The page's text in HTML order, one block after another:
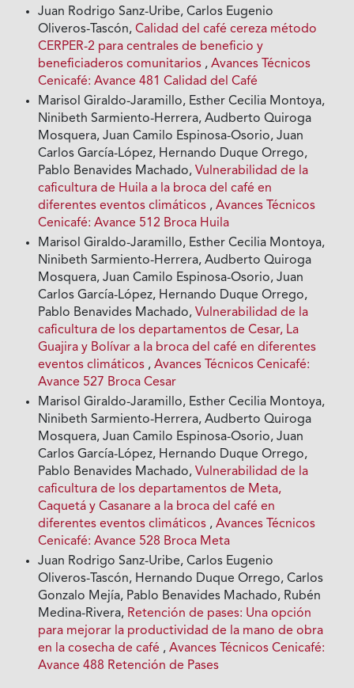
Juan Rodrigo Sanz-Uribe, Carlos Eugenio
Oliveros-Tascón,Calidad del café cereza método
CERPER-2 para centrales de beneficio y
beneficiaderos comunitarios ,Avances Técnicos
Cenicafé: Avance 481 Calidad del Café
Marisol Giraldo-Jaramillo, Esther Cecilia Montoya,
Ninibeth Sarmiento-Herrera, Audberto Quiroga
Mosquera, Juan Camilo Espinosa-Osorio, Juan
Carlos García-López, Hernando Duque Orrego,
Pablo Benavides Machado,Vulnerabilidad de la
caficultura de Huila a la broca del café en
diferentes eventos climáticos ,Avances Técnicos
Cenicafé: Avance 512 Broca Huila
Marisol Giraldo-Jaramillo, Esther Cecilia Montoya,
Ninibeth Sarmiento-Herrera, Audberto Quiroga
Mosquera, Juan Camilo Espinosa-Osorio, Juan
Carlos García-López, Hernando Duque Orrego,
Pablo Benavides Machado,Vulnerabilidad de la
caficultura de los departamentos de Cesar, La
Guajira y Bolívar a la broca del café en diferentes
eventos climáticos ,Avances Técnicos Cenicafé:
Avance 527 Broca Cesar
Marisol Giraldo-Jaramillo, Esther Cecilia Montoya,
Ninibeth Sarmiento-Herrera, Audberto Quiroga
Mosquera, Juan Camilo Espinosa-Osorio, Juan
Carlos García-López, Hernando Duque Orrego,
Pablo Benavides Machado,Vulnerabilidad de la
caficultura de los departamentos de Meta,
Caquetá y Casanare a la broca del café en
diferentes eventos climáticos ,Avances Técnicos
Cenicafé: Avance 528 Broca Meta
Juan Rodrigo Sanz-Uribe, Carlos Eugenio
Oliveros-Tascón, Hernando Duque Orrego, Carlos
Gonzalo Mejía, Pablo Benavides Machado, Rubén
Medina-Rivera, Retención de pases: Una opción
para mejorar la productividad de la mano de obra
en la cosecha de café ,Avances Técnicos Cenicafé:
Avance 488 Retención de Pases